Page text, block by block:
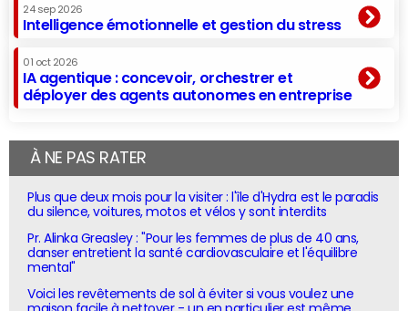
24 sep 2026
Intelligence émotionnelle et gestion du stress
01 oct 2026
IA agentique : concevoir, orchestrer et
déployer des agents autonomes en entreprise
À NE PAS RATER
Plus que deux mois pour la visiter : l'île d'Hydra est le paradis
du silence, voitures, motos et vélos y sont interdits
Pr. Alinka Greasley : "Pour les femmes de plus de 40 ans,
danser entretient la santé cardiovasculaire et l'équilibre
mental"
Voici les revêtements de sol à éviter si vous voulez une
maison facile à nettoyer - un en particulier est même